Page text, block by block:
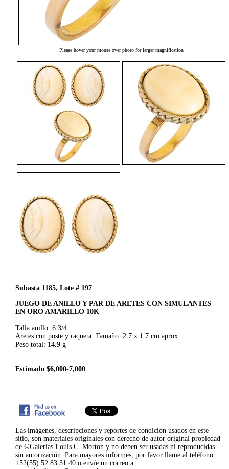
Please hover your mouse over photo for larger magnification
Subasta 1185, Lote # 197
JUEGO DE ANILLO Y PAR DE ARETES CON SIMULANTES
EN ORO AMARILLO 10K
Talla anillo: 6 3/4
Aretes con poste y raqueta. Tamaño: 2.7 x 1.7 cm aprox.
Peso total: 14.9 g
Estimado $6,000-7,000
|
Las imágenes, descripciones y reportes de condición usados en este
sitio, son materiales originales con derecho de autor original propiedad
de ©Galerías Louis C. Morton y no deben ser usadas ni reproducidas
sin autorización. Para mayores informes, por favor llame al teléfono
+52(55) 52.83.31.40 o envíe un correo a